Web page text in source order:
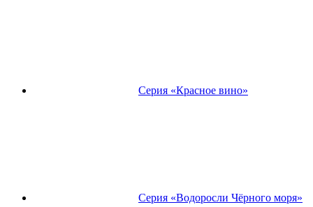
Серия «Красное вино»
Серия «Водоросли Чёрного моря»